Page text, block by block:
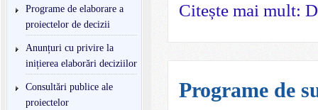
Programe de elaborare a
proiectelor de decizii
Anunțuri cu privire la
inițierea elaborări deciziilor
Consultări publice ale
proiectelor
Citește mai mult:
Programe de